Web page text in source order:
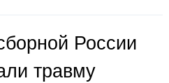
России
травму